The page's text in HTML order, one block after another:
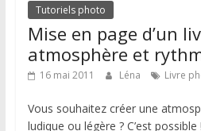
Tutoriels photo
Mise en page d’un
atmosphère et
16 mai 2011 Léna Livre
Vous souhaitez créer une
ludique ou légère ? C’est